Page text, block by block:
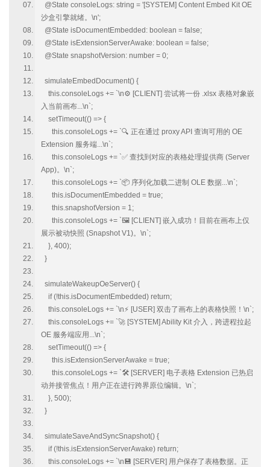
@State consoleLogs: string = '[SYSTEM] Content Embed Kit OE
沙盒引擎就绪。\n';
@State isDocumentEmbedded: boolean = false;
@State isExtensionServerAwake: boolean = false;
@State snapshotVersion: number = 0;
simulateEmbedDocument() {
this.consoleLogs += `\n⚙️ [CLIENT] 尝试将一份 .xlsx 表格对象嵌
入当前画布...\n`;
setTimeout(() => {
this.consoleLogs += `🔍 正在通过 proxy API 查询可用的 OE
Extension 服务端...\n`;
this.consoleLogs += `✅ 查找到对应的表格处理提供商 (Server
App)。\n`;
this.consoleLogs += `📦 序列化加载二进制 OLE 数据...\n`;
this.isDocumentEmbedded = true;
this.snapshotVersion = 1;
this.consoleLogs += `🖼️ [CLIENT] 嵌入成功！目前在画布上仅
展示被动快照 (Snapshot V1)。\n`;
}, 400);
}
simulateWakeupOeServer() {
if (!this.isDocumentEmbedded) return;
this.consoleLogs += `\n⚡ [USER] 双击了画布上的表格快照！\n`;
this.consoleLogs += `🚀 [SYSTEM] Ability Kit 介入，跨进程拉起
OE 服务端应用...\n`;
setTimeout(() => {
this.isExtensionServerAwake = true;
this.consoleLogs += `🛠️ [SERVER] 电子表格 Extension 已热启
动并接管焦点！用户正在进行跨界原位编辑。\n`;
}, 500);
}
simulateSaveAndSyncSnapshot() {
if (!this.isExtensionServerAwake) return;
this.consoleLogs += `\n💾 [SERVER] 用户保存了表格数据。正